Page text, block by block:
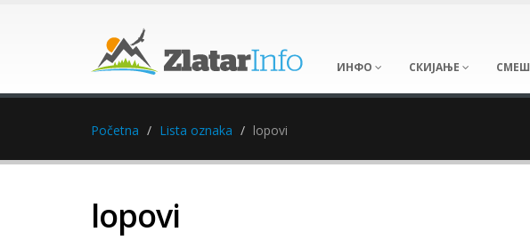
ИНФО СКИЈАЊЕ
Početna Lista oznaka lopovi
lopovi